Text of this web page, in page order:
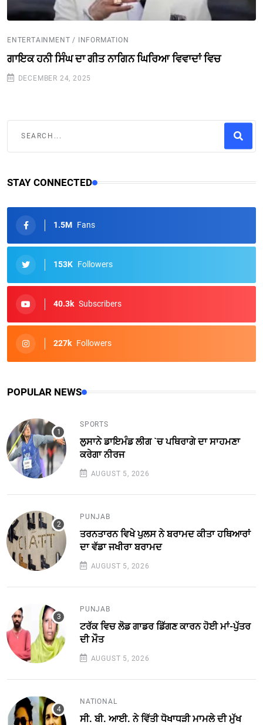
ENTERTAINMENT / INFORMATION
ਗਾਇਕ ਹਨੀ ਸਿੰਘ ਦਾ ਗੀਤ ਨਾਗਿਨ ਘਿਰਿਆ ਵਿਵਾਦਾਂ ਵਿਚ
DECEMBER 24, 2025
STAY CONNECTED
1.5M Fans
153K Followers
40.3k Subscribers
227k Followers
POPULAR NEWS
SPORTS
ਲੁਸਾਨੇ ਡਾਇਮੰਡ ਲੀਗ `ਚ ਪਥਿਰਾਗੇ ਦਾ ਸਾਹਮਣਾ
ਕਰੇਗਾ ਨੀਰਜ
AUGUST 5, 2026
PUNJAB
ਤਰਨਤਾਰਨ ਵਿਖੇ ਪੁਲਸ ਨੇ ਬਰਾਮਦ ਕੀਤਾ ਹਥਿਆਰਾਂ
ਦਾ ਵੱਡਾ ਜਖੀਰਾ ਬਰਾਮਦ
AUGUST 5, 2026
PUNJAB
ਟਰੱਕ ਵਿਚ ਲੋਡ ਗਾਡਰ ਡਿੱਗਣ ਕਾਰਨ ਹੋਈ ਮਾਂ-ਪੁੱਤਰ
ਦੀ ਮੌਤ
AUGUST 5, 2026
NATIONAL
ਸੀ. ਬੀ. ਆਈ. ਨੇ ਵਿੱਤੀ ਧੋਖਾਧੜੀ ਮਾਮਲੇ ਦੀ ਮੁੱਖ